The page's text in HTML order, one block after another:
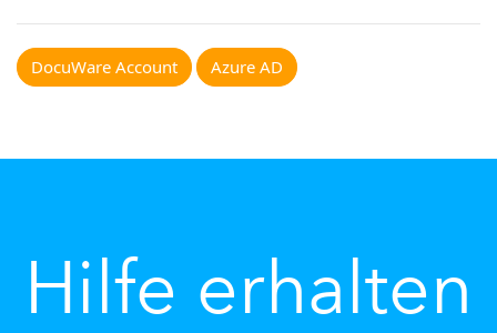
DocuWare Account Azure AD
Hilfe erhalten